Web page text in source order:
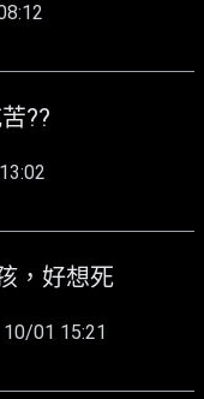
??
，好想死
10/01 15:21